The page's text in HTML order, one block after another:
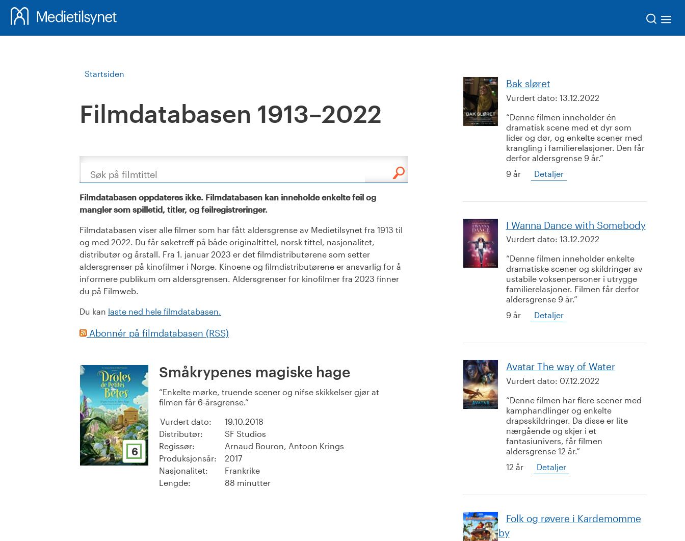
Startsiden
Filmdatabasen 1913–2022
Søk
Filmdatabasen oppdateres ikke. Filmdatabasen kan inneholde enkelte feil og
mangler som spilletid, titler, og feilregistreringer.
Filmdatabasen viser alle filmer som har fått aldersgrense av Medietilsynet fra 1913 til
og med 2022. Du får søketreff på både originaltittel, norsk tittel, nasjonalitet,
distributør og årstall. Fra 1. januar 2023 er det filmdistributørene som setter
aldersgrenser på kinofilmer i Norge. Kinoene og filmdistributørene er ansvarlig for å
informere publikum om aldersgrensen. Aldersgrenser for kinofilmer fra 2023 finner
du på Filmweb.
Du kan laste ned hele filmdatabasen.
Abonnér på filmdatabasen (RSS)
6
Småkrypenes magiske hage
Enkelte mørke, truende scener og nifse skikkelser gjør at
filmen får 6-årsgrense.
Vurdert dato:
19.10.2018
Distributør:
SF Studios
Regissør:
Arnaud Bouron, Antoon Krings
Produksjonsår:
2017
Nasjonalitet:
Frankrike
Lengde:
88 minutter
Bak sløret
Vurdert dato: 13.12.2022
Denne filmen inneholder én
dramatisk scene med et dyr som
lider og dør, og enkelte scener med
krangling i familierelasjoner. Den får
derfor aldersgrense 9 år.
9 år
Detaljer
I Wanna Dance with Somebody
Vurdert dato: 13.12.2022
Denne filmen inneholder enkelte
dramatiske scener og skildringer av
ustabile voksenpersoner i utrygge
familierelasjoner. Filmen får derfor
aldersgrense 9 år.
9 år
Detaljer
Avatar The way of Water
Vurdert dato: 07.12.2022
Denne filmen har flere scener med
kamphandlinger og enkelte
drapsskildringer. Da disse er lite
nærgående og skjer i et
fantasiunivers, får filmen
aldersgrense 12 år.
12 år
Detaljer
Folk og røvere i Kardemomme
by